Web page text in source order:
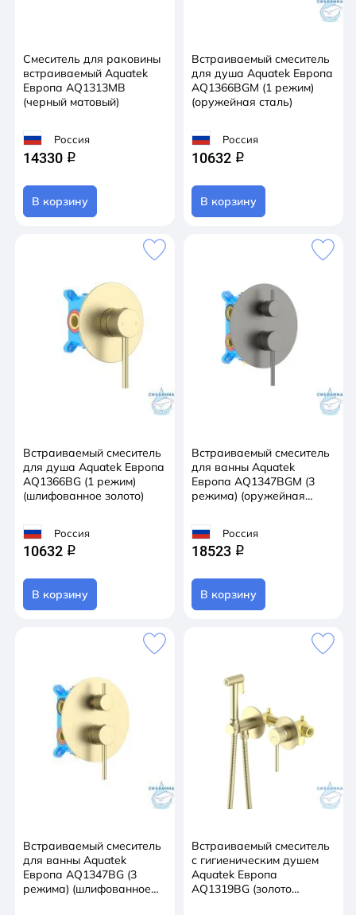
Смеситель для раковины
встраиваемый Aquatek
Европа AQ1313MB
(черный матовый)
Россия
14330 q
В корзину
Встраиваемый смеситель
для душа Aquatek Европа
AQ1366BGM (1 режим)
(оружейная сталь)
Россия
10632 q
В корзину
Встраиваемый смеситель
для душа Aquatek Европа
AQ1366BG (1 режим)
(шлифованное золото)
Россия
10632 q
В корзину
Встраиваемый смеситель
для ванны Aquatek
Европа AQ1347BGM (3
режима) (оружейная
Россия
18523 q
В корзину
Встраиваемый смеситель
для ванны Aquatek
Европа AQ1347BG (3
режима) (шлифованное
Встраиваемый смеситель
с гигиеническим душем
Aquatek Европа
AQ1319BG (золото